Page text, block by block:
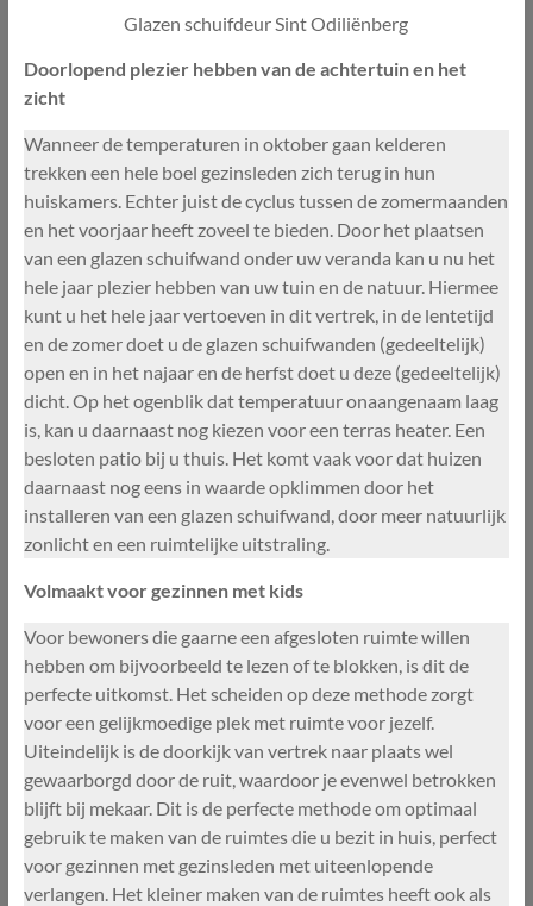
Glazen schuifdeur Sint Odiliënberg
Doorlopend plezier hebben van de achtertuin en het
zicht
Wanneer de temperaturen in oktober gaan kelderen
trekken een hele boel gezinsleden zich terug in hun
huiskamers. Echter juist de cyclus tussen de zomermaanden
en het voorjaar heeft zoveel te bieden. Door het plaatsen
van een glazen schuifwand onder uw veranda kan u nu het
hele jaar plezier hebben van uw tuin en de natuur. Hiermee
kunt u het hele jaar vertoeven in dit vertrek, in de lentetijd
en de zomer doet u de glazen schuifwanden (gedeeltelijk)
open en in het najaar en de herfst doet u deze (gedeeltelijk)
dicht. Op het ogenblik dat temperatuur onaangenaam laag
is, kan u daarnaast nog kiezen voor een terras heater. Een
besloten patio bij u thuis. Het komt vaak voor dat huizen
daarnaast nog eens in waarde opklimmen door het
installeren van een glazen schuifwand, door meer natuurlijk
zonlicht en een ruimtelijke uitstraling.
Volmaakt voor gezinnen met kids
Voor bewoners die gaarne een afgesloten ruimte willen
hebben om bijvoorbeeld te lezen of te blokken, is dit de
perfecte uitkomst. Het scheiden op deze methode zorgt
voor een gelijkmoedige plek met ruimte voor jezelf.
Uiteindelijk is de doorkijk van vertrek naar plaats wel
gewaarborgd door de ruit, waardoor je evenwel betrokken
blijft bij mekaar. Dit is de perfecte methode om optimaal
gebruik te maken van de ruimtes die u bezit in huis, perfect
voor gezinnen met gezinsleden met uiteenlopende
verlangen. Het kleiner maken van de ruimtes heeft ook als